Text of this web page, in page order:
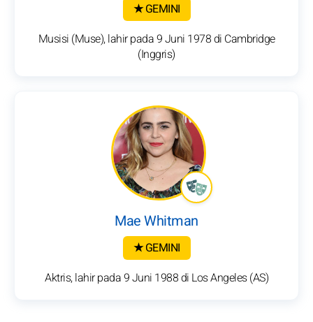
★ GEMINI
Musisi (Muse), lahir pada 9 Juni 1978 di Cambridge
(Inggris)
Mae Whitman
★ GEMINI
Aktris, lahir pada 9 Juni 1988 di Los Angeles (AS)